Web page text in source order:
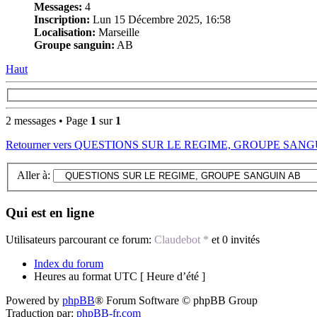
Messages: 4
Inscription: Lun 15 Décembre 2025, 16:58
Localisation: Marseille
Groupe sanguin: AB
Haut
2 messages • Page 1 sur 1
Retourner vers QUESTIONS SUR LE REGIME, GROUPE
Aller à:
Qui est en ligne
Utilisateurs parcourant ce forum: Claudebot * et 0 invités
Index du forum
Heures au format UTC [ Heure d’été ]
Powered by phpBB® Forum Software © phpBB Group
Traduction par: phpBB-fr.com